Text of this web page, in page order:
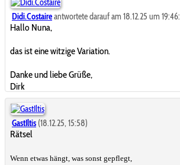
Didi.Costaireantwortete darauf am 18.12.25 um 19:46:
Hallo Nuna,
das ist eine witzige Variation.
Danke und liebe Grüße,
Dirk
GastIltis (18.12.25, 15:58)
Rätsel
Wenn etwas hängt, was sonst gepflegt,